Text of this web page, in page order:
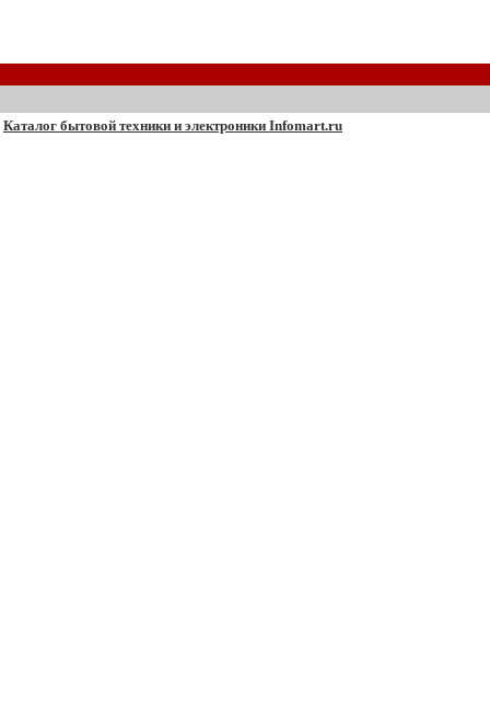
Каталог бытовой техники и электроники Infomart.ru